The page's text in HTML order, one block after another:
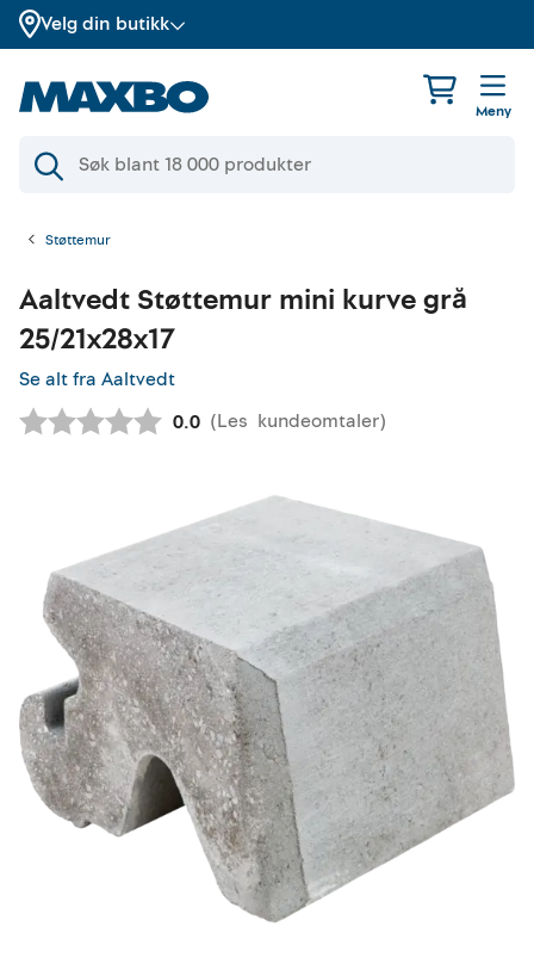
Velg din butikk
Meny
Støttemur
Aaltvedt Støttemur mini kurve grå
25/21x28x17
Se alt fra Aaltvedt
Gjennomsnittskarakter:
0.0 (Les kundeomtaler)